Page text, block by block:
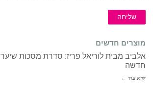
שליחה
מוצרים חדשים
אלביב מבית לוריאל פריז: סדרת מסכות שיער
חדשה
קרא עוד ←